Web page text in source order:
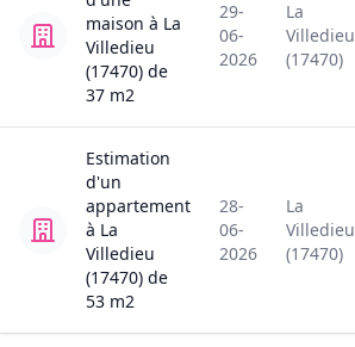
maison à La
Villedieu
(17470) de
37 m2
29-
06-
2026
La
Villedieu
(17470)
Estimation
d'un
appartement
à La
Villedieu
(17470) de
53 m2
28-
06-
2026
La
Villedieu
(17470)